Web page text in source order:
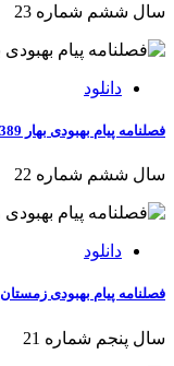
سال ششم شماره 23
دانلود
فصلنامه پیام بهبودی بهار 1389
سال ششم شماره 22
دانلود
فصلنامه پیام بهبودی زمستان 1388
سال پنجم شماره 21